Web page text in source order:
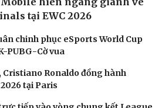
Giải trí
Nghệ sĩ